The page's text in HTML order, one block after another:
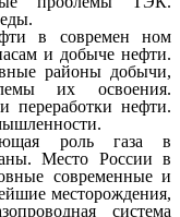
в современ ном
и добыче нефти.
районы добычи,
их освоения.
переработки нефти.
роль газа в
Место России в
современные и
месторождения,
система